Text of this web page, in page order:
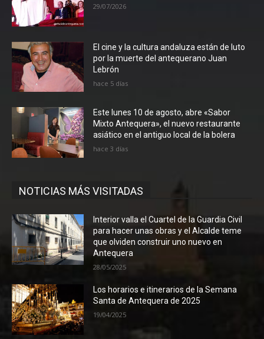
29/07/2026
El cine y la cultura andaluza están de luto
por la muerte del antequerano Juan
Lebrón
hace 5 días
Este lunes 10 de agosto, abre «Sabor
Mixto Antequera», el nuevo restaurante
asiático en el antiguo local de la bolera
hace 3 días
NOTICIAS MÁS VISITADAS
Interior valla el Cuartel de la Guardia Civil
para hacer unas obras y el Alcalde teme
que olviden construir uno nuevo en
Antequera
28/05/2025
Los horarios e itinerarios de la Semana
Santa de Antequera de 2025
19/04/2025